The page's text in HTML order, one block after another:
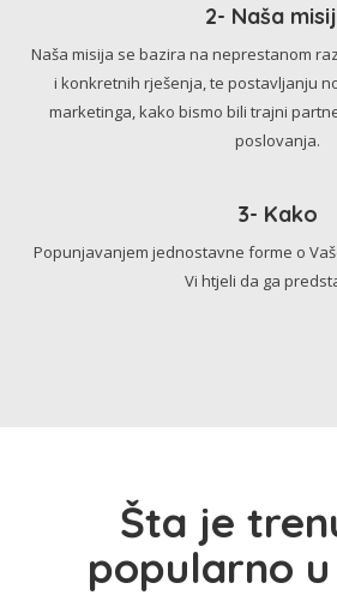
2- Naša
Naša misija se bazira na neprestanom
i konkretnih rješenja, te postavljanju
marketinga, kako bismo bili trajni
poslovanja.
3- Kako
Popunjavanjem jednostavne forme o
Vi htjeli da ga
Šta je
popularno u